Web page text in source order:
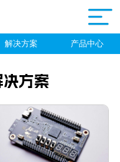
解决方案 产品中心
方案